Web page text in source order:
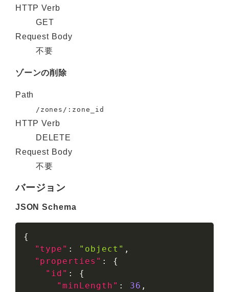
HTTP Verb
GET
Request Body
不要
ゾーンの削除
Path
/zones/:zone_id
HTTP Verb
DELETE
Request Body
不要
バージョン
JSON Schema
{
"type" : "object" ,
"properties" :
{
"id" :
{
"minLength" : 36 ,